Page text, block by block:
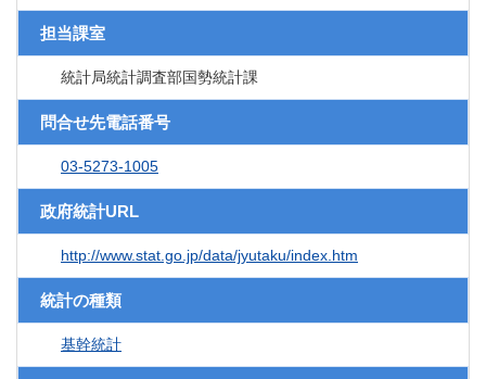
担当課室
統計局統計調査部国勢統計課
問合せ先電話番号
03-5273-1005
政府統計URL
http://www.stat.go.jp/data/jyutaku/index.htm
統計の種類
基幹統計